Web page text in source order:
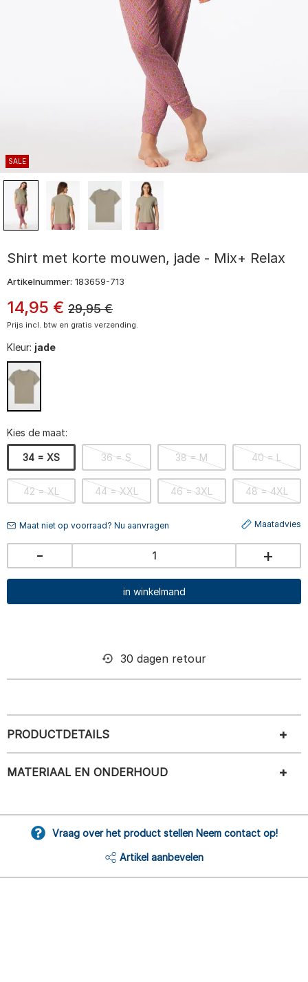
SALE
Shirt met korte mouwen, jade - Mix+ Relax
Artikelnummer: 183659-713
14,95 € 29,95 €
Prijs incl. btw en gratis verzending.
Kleur: jade
Kies de maat:
34 = XS 36 = S 38 = M 40 = L
42 = XL 44 = XXL 46 = 3XL 48 = 4XL
Maat niet op voorraad? Nu aanvragen Maatadvies
- +
in winkelmand
30 dagen retour
PRODUCTDETAILS
MATERIAAL EN ONDERHOUD
Vraag over het product stellen Neem contact op!
Artikel aanbevelen